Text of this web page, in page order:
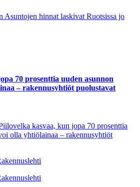
Asuntojen hinnat laskivat Ruotsissa jo
70 prosenttia uuden asunnon
– rakennusyhtiöt puolustavat
kasvaa, kun jopa 70 prosenttia
olla yhtiölainaa – rakennusyhtiöt